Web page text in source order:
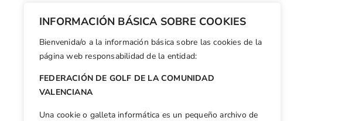
INFORMACIÓN BÁSICA SOBRE COOKIES
Bienvenida/o a la información básica sobre las cookies de la
página web responsabilidad de la entidad:
FEDERACIÓN DE GOLF DE LA COMUNIDAD
VALENCIANA
Una cookie o galleta informática es un pequeño archivo de